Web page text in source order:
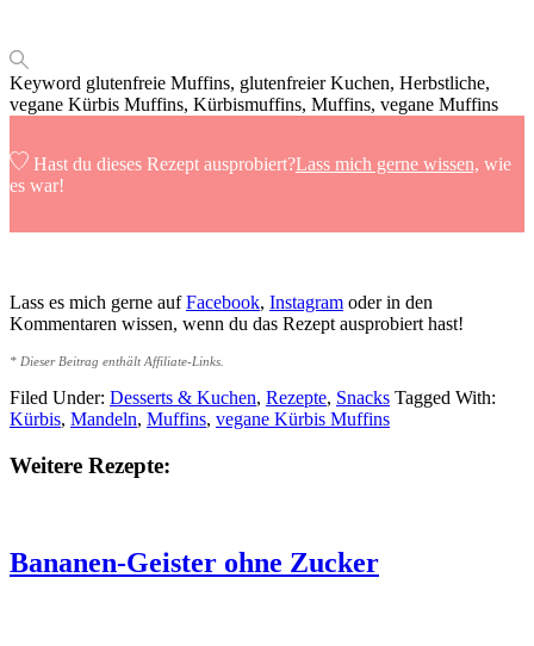
Keyword glutenfreie Muffins, glutenfreier Kuchen, Herbstliche,
vegane Kürbis Muffins, Kürbismuffins, Muffins, vegane Muffins
Hast du dieses Rezept ausprobiert?Lass mich gerne wissen, wie
es war!
Lass es mich gerne aufFacebook, Instagram oder in den
Kommentaren wissen, wenn du das Rezept ausprobiert hast!
* Dieser Beitrag enthält Affiliate-Links.
Filed Under: Desserts & Kuchen, Rezepte, Snacks Tagged With:
Kürbis, Mandeln, Muffins, vegane Kürbis Muffins
Weitere Rezepte:
Bananen-Geister ohne Zucker